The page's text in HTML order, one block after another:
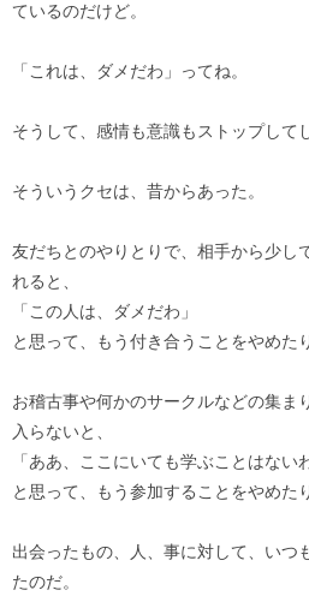
ているのだけど。
「これは、ダメだわ」ってね。
そうして、感情も意識もストップして
そういうクセは、昔からあった。
友だちとのやりとりで、相手から少し
れると、
「この人は、ダメだわ」
と思って、もう付き合うことをやめた
お稽古事や何かのサークルなどの集ま
入らないと、
「ああ、ここにいても学ぶことはない
と思って、もう参加することをやめた
出会ったもの、人、事に対して、いつ
たのだ。